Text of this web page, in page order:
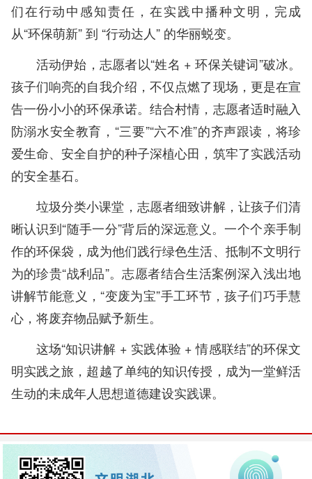
们在行动中感知责任，在实践中播种文明，完成
从“环保萌新” 到 “行动达人” 的华丽蜕变。
活动伊始，志愿者以“姓名 + 环保关键词”破冰。
孩子们响亮的自我介绍，不仅点燃了现场，更是在宣
告一份小小的环保承诺。结合村情，志愿者适时融入
防溺水安全教育，“三要”“六不准”的齐声跟读，将珍
爱生命、安全自护的种子深植心田，筑牢了实践活动
的安全基石。
垃圾分类小课堂， 志愿者细致讲解，让孩子们清
晰认识到“随手一分”背后的深远意义。一个个亲手制
作的环保袋，成为他们践行绿色生活、抵制不文明行
为的珍贵“战利品”。志愿者结合生活案例深入浅出地
讲解节能意义，“变废为宝”手工环节，孩子们巧手慧
心，将废弃物品赋予新生。
这场“知识讲解 + 实践体验 + 情感联结”的环保文
明实践之旅，超越了单纯的知识传授，成为一堂鲜活
生动的未成年人思想道德建设实践课。